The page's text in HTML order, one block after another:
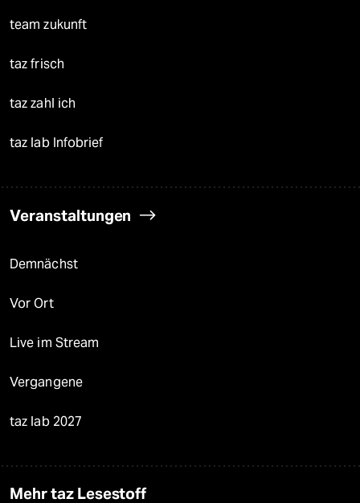
team zukunft
taz frisch
taz zahl ich
taz lab Infobrief
Veranstaltungen
Demnächst
Vor Ort
Live im Stream
Vergangene
taz lab 2027
Mehr taz Lesestoff